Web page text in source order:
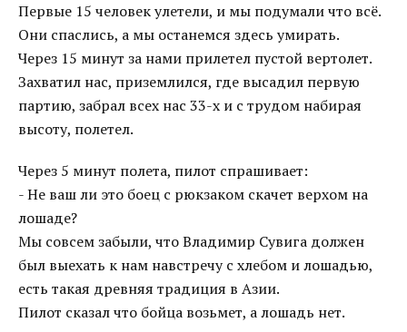
Первые 15 человек улетели, и мы подумали что всё.
Они спаслись, а мы останемся здесь умирать.
Через 15 минут за нами прилетел пустой вертолет.
Захватил нас, приземлился, где высадил первую
партию, забрал всех нас 33-х и с трудом набирая
высоту, полетел.
Через 5 минут полета, пилот спрашивает:
- Не ваш ли это боец с рюкзаком скачет верхом на
лошаде?
Мы совсем забыли, что Владимир Сувига должен
был выехать к нам навстречу с хлебом и лошадью,
есть такая древняя традиция в Азии.
Пилот сказал что бойца возьмет, а лошадь нет.